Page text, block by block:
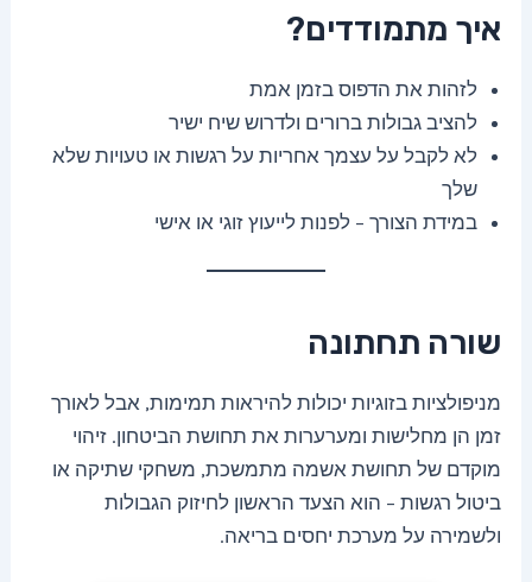
איך מתמודדים?
לזהות את הדפוס בזמן אמת
להציב גבולות ברורים ולדרוש שיח ישיר
לא לקבל על עצמך אחריות על רגשות או טעויות שלא
שלך
במידת הצורך – לפנות לייעוץ זוגי או אישי
שורה תחתונה
מניפולציות בזוגיות יכולות להיראות תמימות, אבל לאורך
זמן הן מחלישות ומערערות את תחושת הביטחון. זיהוי
מוקדם של תחושת אשמה מתמשכת, משחקי שתיקה או
ביטול רגשות – הוא הצעד הראשון לחיזוק הגבולות
ולשמירה על מערכת יחסים בריאה.